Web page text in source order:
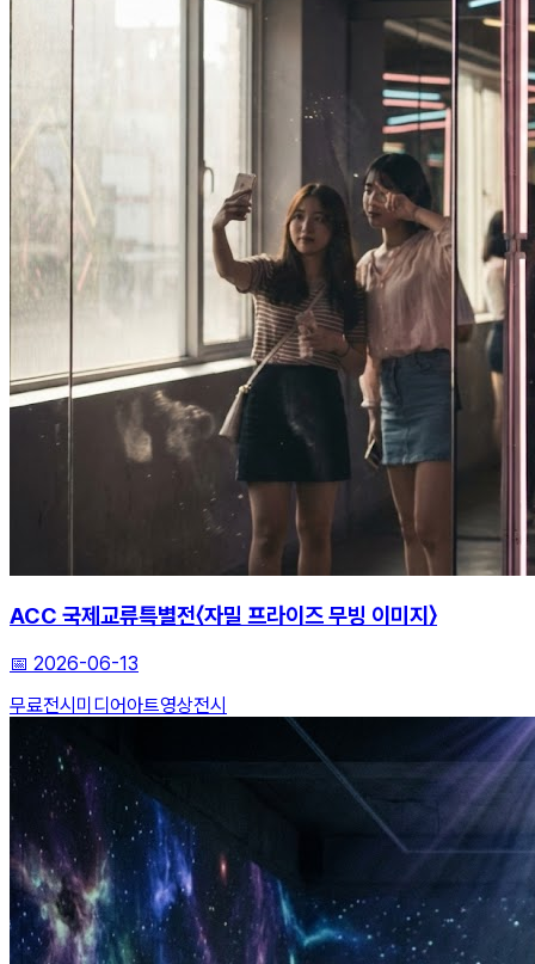
ACC 국제교류특별전〈자밀 프라이즈 무빙 이미지〉
📅 2026-06-13
무료전시 미디어아트영상전시